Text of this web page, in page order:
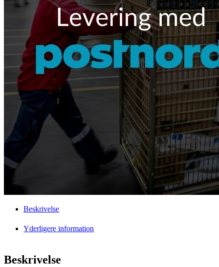
Beskrivelse
Yderligere information
Beskrivelse